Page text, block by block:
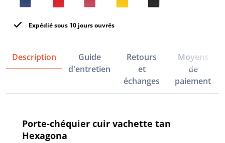
Expédié sous 10 jours ouvrés
Description
Guide
d'entretien
Retours
et
échanges
Moyens
de
paiement
Porte-chéquier cuir vachette tan
Hexagona